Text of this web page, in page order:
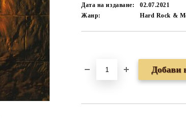
Дата на издаване:
02.07.2021
Жанр:
Hard Rock &